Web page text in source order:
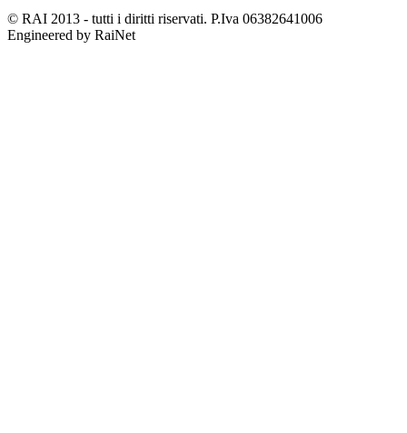
© RAI 2013 - tutti i diritti riservati. P.Iva 06382641006
Engineered by RaiNet